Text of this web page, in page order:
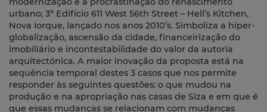
urbano; 3º Edifício 611 West 56th Street – Hell’s Kitchen,
Nova Iorque, lançado nos anos 2010’s. Simboliza a híper-
globalização, ascensão da cidade, financeirização do
imobiliário e incontestabilidade do valor da autoria
arquitectónica. A maior inovação da proposta está na
sequência temporal destes 3 casos que nos permite
responder às seguintes questões: o que mudou na
produção e na apropriação nas casas de Siza e em que é
que essas mudanças se relacionam com mudanças